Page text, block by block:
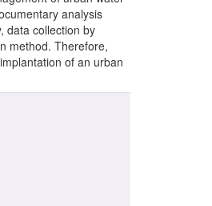
analysis
data collection by
method. Therefore,
of an urban